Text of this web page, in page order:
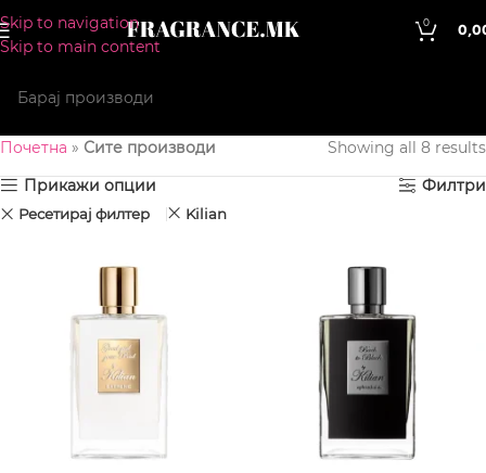
Skip to navigation
Skip to main content
0
Почетна » Сите производи
Showing all 8 results
Прикажи опции
Филтри
Ресетирај филтер Kilian